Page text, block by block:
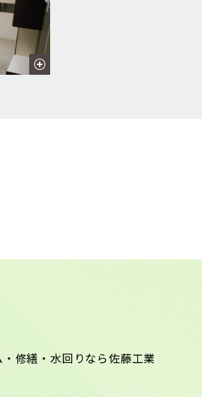
修繕・水回りなら佐藤工業